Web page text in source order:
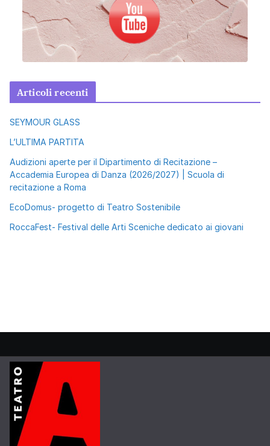
Articoli recenti
SEYMOUR GLASS
L’ULTIMA PARTITA
Audizioni aperte per il Dipartimento di Recitazione –
Accademia Europea di Danza (2026/2027) | Scuola di
recitazione a Roma
EcoDomus- progetto di Teatro Sostenibile
RoccaFest- Festival delle Arti Sceniche dedicato ai giovani